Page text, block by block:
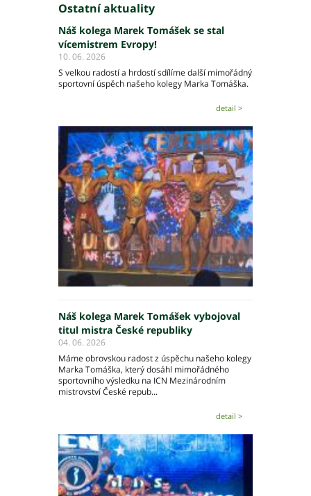
Ostatní aktuality
Náš kolega Marek Tomášek se stal
vícemistrem Evropy!
10. 06. 2026
S velkou radostí a hrdostí sdílíme další mimořádný
sportovní úspěch našeho kolegy Marka Tomáška.
detail >
Náš kolega Marek Tomášek vybojoval
titul mistra České republiky
04. 06. 2026
Máme obrovskou radost z úspěchu našeho kolegy
Marka Tomáška, který dosáhl mimořádného
sportovního výsledku na ICN Mezinárodním
mistrovství České repub...
detail >